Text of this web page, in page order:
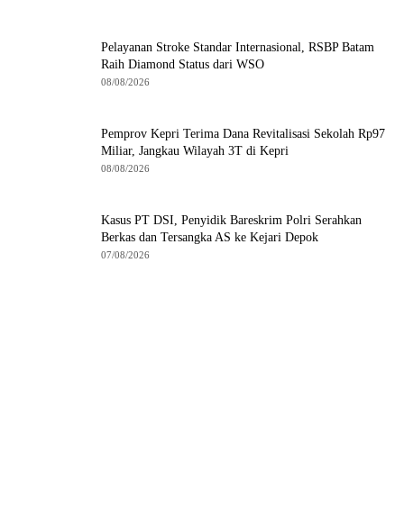
Pelayanan Stroke Standar Internasional, RSBP Batam
Raih Diamond Status dari WSO
08/08/2026
Pemprov Kepri Terima Dana Revitalisasi Sekolah Rp97
Miliar, Jangkau Wilayah 3T di Kepri
08/08/2026
Kasus PT DSI, Penyidik Bareskrim Polri Serahkan
Berkas dan Tersangka AS ke Kejari Depok
07/08/2026